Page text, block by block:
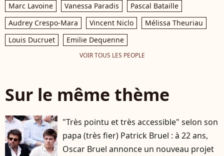
Marc Lavoine Vanessa Paradis
Pascal Bataille
Audrey Crespo-Mara
Vincent Niclo
Mélissa Theuriau
Louis Ducruet
Emilie Dequenne
VOIR TOUS LES PEOPLE
Sur le même thème
"Très pointu et très accessible" selon son
papa (très fier) Patrick Bruel : à 22 ans,
Oscar Bruel annonce un nouveau projet